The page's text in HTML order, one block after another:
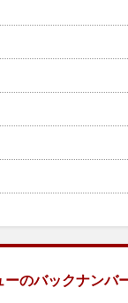
のバックナンバ